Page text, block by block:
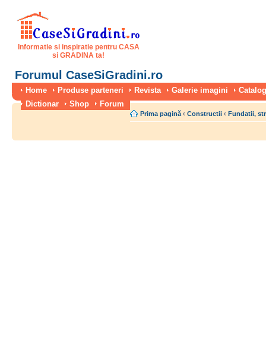
Informatie si inspiratie pentru CASA
si GRADINA ta!
Forumul CaseSiGradini.ro
Home Produse parteneri Revista Galerie imagini
Dictionar
Shop Forum
Prima pagină ‹ Constructii ‹ Fundatii,